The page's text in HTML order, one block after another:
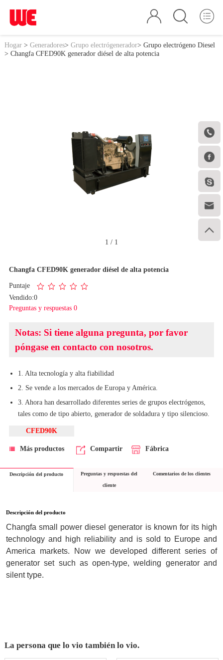





Hogar> Generadores> Grupo electrógenerador> Grupo electrógeno Diesel
> Changfa CFED90K generador diésel de alta potencia
1 / 1
Changfa CFED90K generador diésel de alta potencia
Puntaje
Vendido:0
Preguntas y respuestas 0
Notas: Si tiene alguna pregunta, por favor
póngase en contacto con nosotros.
1. Alta tecnología y alta fiabilidad
2. Se vende a los mercados de Europa y América.
3. Ahora han desarrollado diferentes series de grupos electrógenos,
tales como de tipo abierto, generador de soldadura y tipo silencioso.
CFED90K
Más productos Compartir Fábrica
Descripción del producto Preguntas y respuestas del
cliente
Comentarios de los clientes
Descripción del producto
Changfa small power diesel generator is known for its high
technology and high reliability and is sold to Europe and
America markets. Now we developed different series of
generator set such as open-type, welding generator and
silent type.
La persona que lo vio también lo vio.